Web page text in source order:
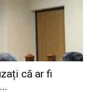
că ar fi